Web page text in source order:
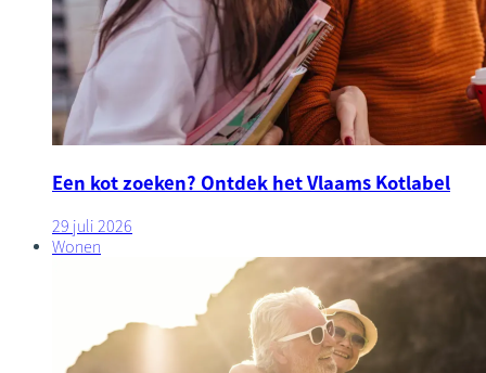
Een kot zoeken? Ontdek het Vlaams Kotlabel
29 juli 2026
Wonen